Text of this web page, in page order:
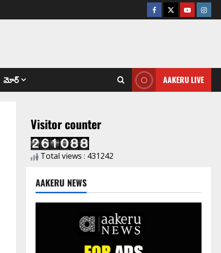
మోర్ AAKERU LIVE
Visitor counter
Total views : 431242
AAKERU NEWS